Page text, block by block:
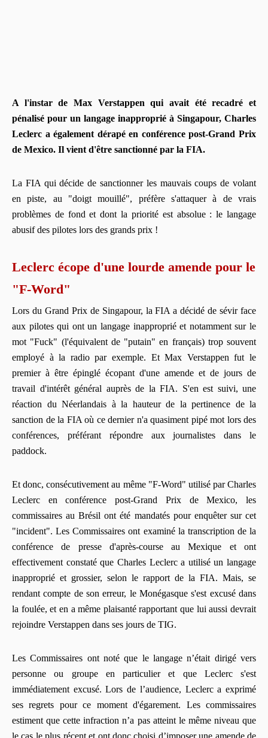
A l'instar de Max Verstappen qui avait été recadré et
pénalisé pour un langage inapproprié à Singapour, Charles
Leclerc a également dérapé en conférence post-Grand Prix
de Mexico. Il vient d'être sanctionné par la FIA.
La FIA qui décide de sanctionner les mauvais coups de volant
en piste, au "doigt mouillé", préfère s'attaquer à de vrais
problèmes de fond et dont la priorité est absolue : le langage
abusif des pilotes lors des grands prix !
Leclerc écope d'une lourde amende pour le
"F-Word"
Lors du Grand Prix de Singapour, la FIA a décidé de sévir face
aux pilotes qui ont un langage inapproprié et notamment sur le
mot "Fuck" (l'équivalent de "putain" en français) trop souvent
employé à la radio par exemple. Et Max Verstappen fut le
premier à être épinglé écopant d'une amende et de jours de
travail d'intérêt général auprès de la FIA. S'en est suivi, une
réaction du Néerlandais à la hauteur de la pertinence de la
sanction de la FIA où ce dernier n'a quasiment pipé mot lors des
conférences, préférant répondre aux journalistes dans le
paddock.
Et donc, consécutivement au même "F-Word" utilisé par Charles
Leclerc en conférence post-Grand Prix de Mexico, les
commissaires au Brésil ont été mandatés pour enquêter sur cet
"incident". Les Commissaires ont examiné la transcription de la
conférence de presse d'après-course au Mexique et ont
effectivement constaté que Charles Leclerc a utilisé un langage
inapproprié et grossier, selon le rapport de la FIA. Mais, se
rendant compte de son erreur, le Monégasque s'est excusé dans
la foulée, et en a même plaisanté rapportant que lui aussi devrait
rejoindre Verstappen dans ses jours de TIG.
Les Commissaires ont noté que le langage n’était dirigé vers
personne ou groupe en particulier et que Leclerc s'est
immédiatement excusé. Lors de l’audience, Leclerc a exprimé
ses regrets pour ce moment d'égarement. Les commissaires
estiment que cette infraction n’a pas atteint le même niveau que
le cas le plus récent et ont donc choisi d’imposer une amende de